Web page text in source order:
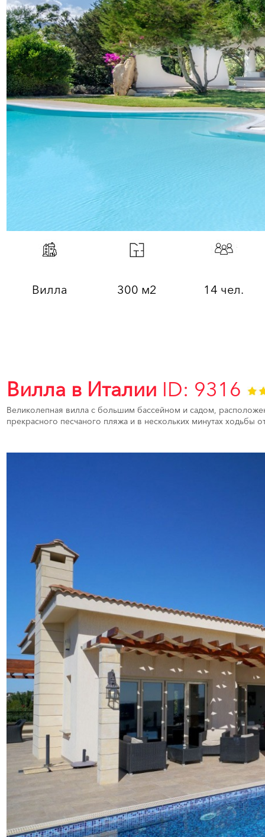
Вилла 300 м2 14 чел.
Вилла в Италии ID: 9316
Великолепная вилла с большим бассейном и садом,
прекрасного песчаного пляжа и в нескольких минутах ходьбы